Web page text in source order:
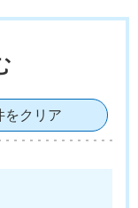
をクリア